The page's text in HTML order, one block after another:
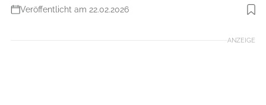
Veröffentlicht am 22.02.2026
Foto: Agron Beqiri
ANZEIGE